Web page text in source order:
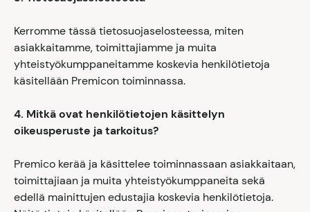
Kerromme tässä tietosuojaselosteessa, miten
asiakkaitamme, toimittajiamme ja muita
yhteistyökumppaneitamme koskevia henkilötietoja
käsitellään Premicon toiminnassa.
4. Mitkä ovat henkilötietojen käsittelyn
oikeusperuste ja tarkoitus?
Premico kerää ja käsittelee toiminnassaan asiakkaitaan,
toimittajiaan ja muita yhteistyökumppaneita sekä
edellä mainittujen edustajia koskevia henkilötietoja.